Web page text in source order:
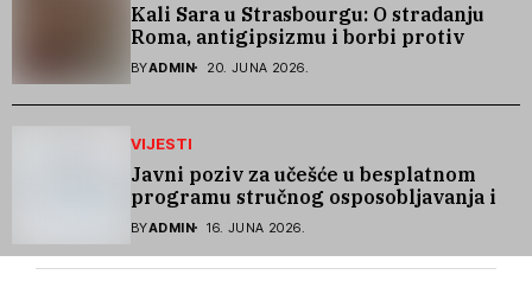
Kali Sara u Strasbourgu: O stradanju
Roma, antigipsizmu i borbi protiv
govora mržnje
BYADMIN 20. JUNA 2026.
VIJESTI
Javni poziv za učešće u besplatnom
programu stručnog osposobljavanja i
podrške pri zapošljavanju
BYADMIN 16. JUNA 2026.